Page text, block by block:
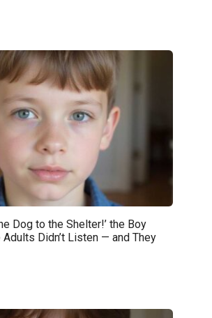
Dog to the Shelter!’ the Boy
Adults Didn’t Listen — and They